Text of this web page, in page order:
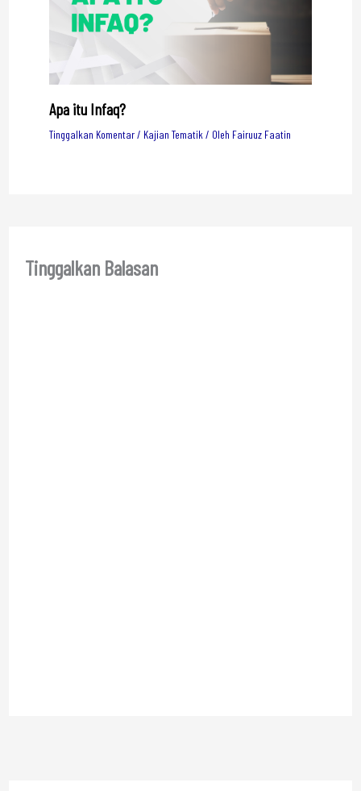
Apa itu Infaq?
Tinggalkan Komentar/ Kajian Tematik / Oleh Fairuuz Faatin
Tinggalkan Balasan